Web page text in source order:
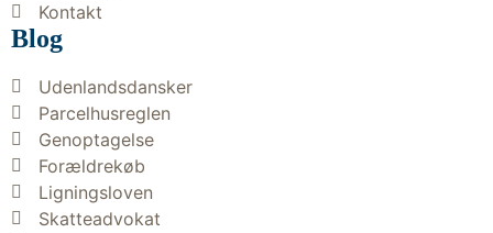
Kontakt
Blog
Udenlandsdansker
Parcelhusreglen
Genoptagelse
Forældrekøb
Ligningsloven
Skatteadvokat